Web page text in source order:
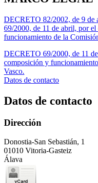
DECRETO 82/2002, de 9 de
69/2000, de 11 de abril, por
funcionamiento de la
DECRETO 69/2000, de 11
composición y
Vasco.
Datos de contacto
Datos de contacto
Dirección
Donostia-San Sebastián, 1
01010 Vitoria-Gasteiz
Álava